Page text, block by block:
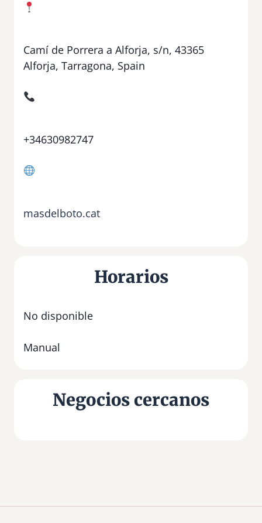
Camí de Porrera a Alforja, s/n, 43365
Alforja, Tarragona, Spain
+34630982747
masdelboto.cat
Horarios
No disponible
Manual
Negocios cercanos